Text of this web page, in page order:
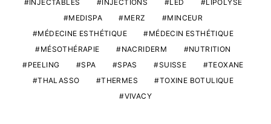
INJECTABLES
INJECTIONS LED
LIPOLYSE
MEDISPA
MERZ
MINCEUR
MÉDECINE ESTHÉTIQUE
MÉDECIN ESTHÉTIQUE
MÉSOTHÉRAPIE
NACRIDERM
NUTRITION
PEELING
SPA SPAS SUISSE
TEOXANE
THALASSO
THERMES
TOXINE BOTULIQUE
VIVACY